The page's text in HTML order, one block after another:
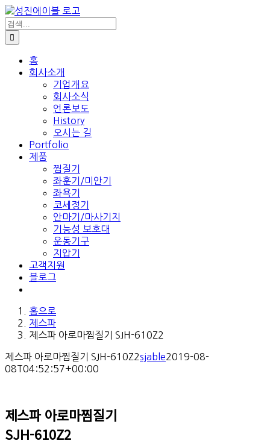
콘
텐
츠
로
검
색:
홈
회사소개
기업개요
회사소식
언론보도
History
오시는 길
Portfolio
제품
찜질기
좌훈기/미안기
좌욕기
코세정기
안마기/마사기지
기능성 보호대
운동기구
지압기
고객지원
블로그
홈으로
제스파
제스파 아로마찜질기 SJH-610Z2
제스파 아로마찜질기 SJH-610Z2sjable2019-08-
08T04:52:57+00:00
제스파 아로마찜질기
SJH-610Z2